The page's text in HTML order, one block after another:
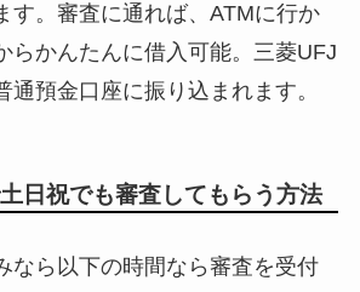
す。審査に通れば、ATMに行か
らかんたんに借入可能。三菱UFJ
通預金口座に振り込まれます。
日祝でも審査してもらう方法
なら以下の時間なら審査を受付